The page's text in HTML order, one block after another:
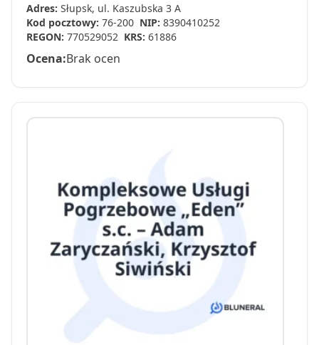
Adres: Słupsk, ul. Kaszubska 3 A
Kod pocztowy: 76-200 NIP: 8390410252
REGON: 770529052 KRS: 61886
Ocena:Brak ocen